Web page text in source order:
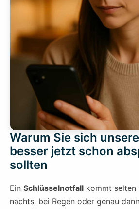
Warum Sie sich
besser jetzt schon
sollten
Ein Schlüsselnotfall kommt
nachts, bei Regen oder genau